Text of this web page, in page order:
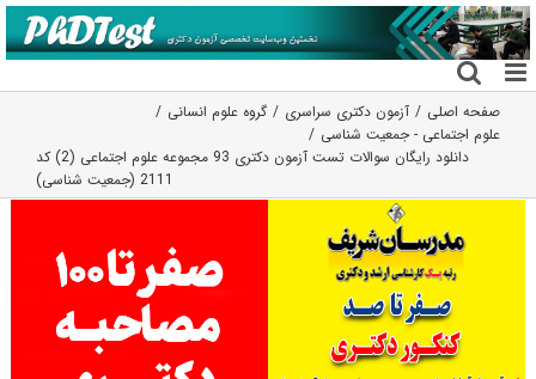
رفتن
به
محتوا
صفحه اصلی آزمون دکتری سراسری
گروه علوم انسانی
علوم اجتماعی - جمعیت شناسی
دانلود رایگان سوالات تست آزمون دکتری 93 مجموعه علوم اجتماعی (2) کد
2111 (جمعیت شناسی)